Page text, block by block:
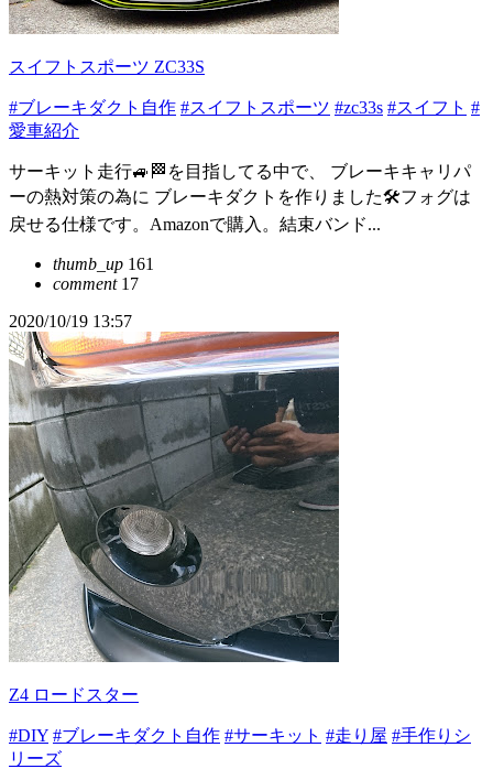
スイフトスポーツ ZC33S
#ブレーキダクト自作 #スイフトスポーツ #zc33s #スイフト #
愛車紹介
サーキット走行🚙🏁を目指してる中で、 ブレーキキャリパ
ーの熱対策の為に ブレーキダクトを作りました🛠フォグは
戻せる仕様です。Amazonで購入。結束バンド...
thumb_up 161
comment17
2020/10/19 13:57
Z4 ロードスター
#DIY #ブレーキダクト自作 #サーキット #走り屋 #手作りシ
リーズ